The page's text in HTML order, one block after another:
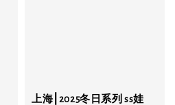
上海⎮2025冬日系列 ss娃